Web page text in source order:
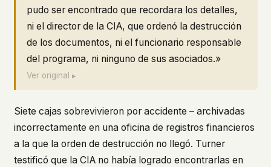
pudo ser encontrado que recordara los detalles,
ni el director de la CIA, que ordenó la destrucción
de los documentos, ni el funcionario responsable
del programa, ni ninguno de sus asociados.»
Ver original ▸
Siete cajas sobrevivieron por accidente – archivadas
incorrectamente en una oficina de registros financieros
a la que la orden de destrucción no llegó. Turner
testificó que la CIA no había logrado encontrarlas en